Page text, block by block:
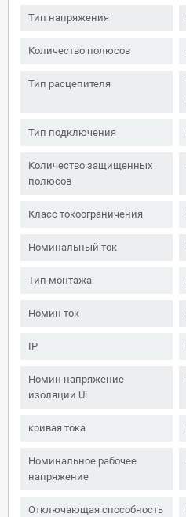
Тип напряжения
Количество полюсов
Тип расцепителя
Тип подключения
Количество защищенных
полюсов
Класс токоограничения
Номинальный ток
Тип монтажа
Номин ток
IP
Номин напряжение
изоляции Ui
кривая тока
Номинальное рабочее
напряжение
Отключающая способность